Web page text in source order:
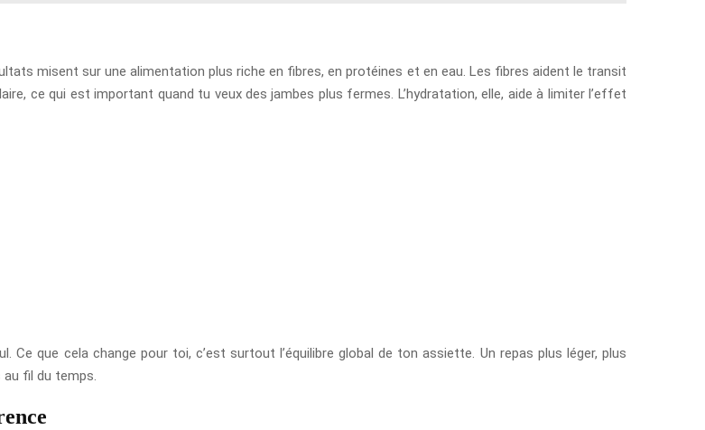
misent sur une alimentation plus riche en fibres, en protéines et en eau. Les fibres aident le transit
ce qui est important quand tu veux des jambes plus fermes. L’hydratation, elle, aide à limiter l’effet
que cela change pour toi, c’est surtout l’équilibre global de ton assiette. Un repas plus léger, plus
au fil du temps.